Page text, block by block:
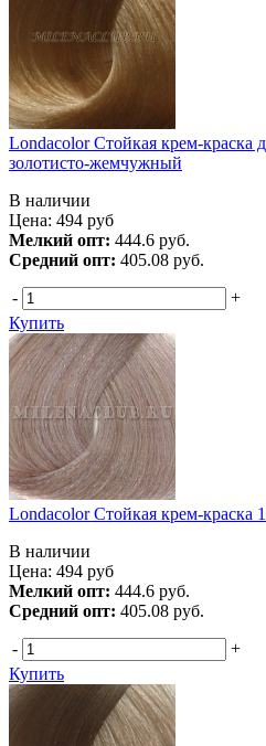
Londacolor Стойкая крем-краска
золотисто-жемчужный
В наличии
Цена: 494 руб
Мелкий опт: 444.6 руб.
Средний опт: 405.08 руб.
-
+
Купить
Londacolor Стойкая крем-краска
В наличии
Цена: 494 руб
Мелкий опт: 444.6 руб.
Средний опт: 405.08 руб.
-
+
Купить